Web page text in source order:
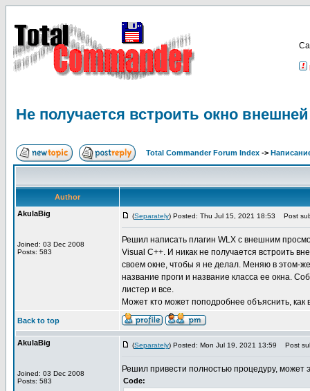
Не получается встроить окно
Total Commander Forum Index ->
Author
AkulaBig
Joined: 03 Dec 2008
Posts: 583
(Separately) Posted: Thu Jul 15, 2021 18:53 Post
Решил написать плагин WLX с внешним
Visual C++. И никак не получается встроить
своем окне, чтобы я не делал. Меняю в этом-
название проги и название класса ее окна.
листер и все.
Может кто может поподробнее объяснить, как
Back to top
AkulaBig
Joined: 03 Dec 2008
Posts: 583
(Separately) Posted: Mon Jul 19, 2021 13:59 Post
Решил привести полностью процедуру, может
Code: